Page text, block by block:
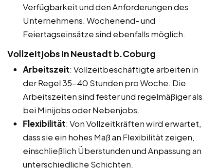
Verfügbarkeit und den Anforderungen des
Unternehmens. Wochenend- und
Feiertagseinsätze sind ebenfalls möglich.
Vollzeitjobs in Neustadt b.Coburg
Arbeitszeit: Vollzeitbeschäftigte arbeiten in
der Regel 35-40 Stunden pro Woche. Die
Arbeitszeiten sind fester und regelmäßiger als
bei Minijobs oder Nebenjobs.
Flexibilität: Von Vollzeitkräften wird erwartet,
dass sie ein hohes Maß an Flexibilität zeigen,
einschließlich Überstunden und Anpassung an
unterschiedliche Schichten.